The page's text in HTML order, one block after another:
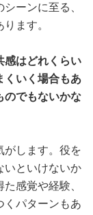
ーンに至る、
ます。
はどれくらい
いく場合もあ
のでもないかな
がします。役を
いといけないか
感覚や経験、
くパターンもあ